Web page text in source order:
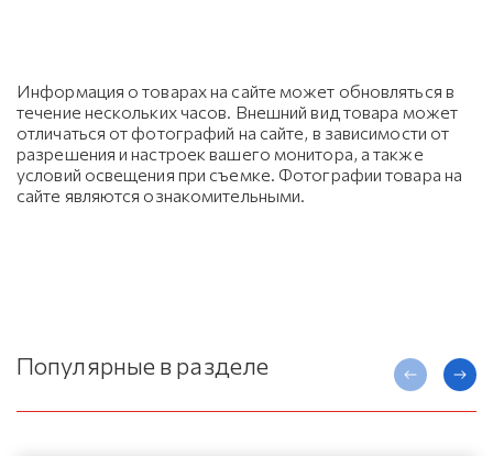
Информация о товарах на сайте может обновляться в
течение нескольких часов. Внешний вид товара может
отличаться от фотографий на сайте, в зависимости от
разрешения и настроек вашего монитора, а также
условий освещения при съемке. Фотографии товара на
сайте являются ознакомительными.
Популярные в разделе